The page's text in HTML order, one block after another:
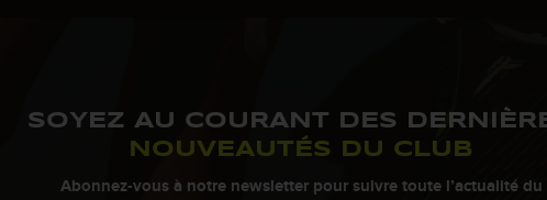
SOYEZ AU COURANT DES
NOUVEAUTÉS DU CLUB
Abonnez-vous à notre newsletter pour suivre toute l’actualité du